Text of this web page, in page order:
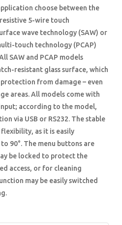
choose between the
5-wire touch
wave technology (SAW) or
touch technology (PCAP)
SAW and PCAP models
resistant glass surface, which
from damage – even
areas. All models come with
according to the model,
via USB or RS232. The stable
as it is easily
90°. The menu buttons are
be locked to protect the
access, or for cleaning
may be easily switched